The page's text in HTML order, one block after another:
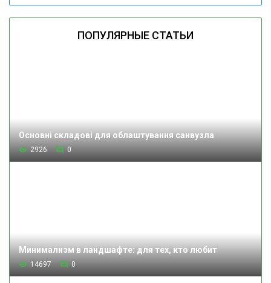
ПОПУЛЯРНЫЕ СТАТЬИ
Основні складові для облаштування санвузла
2926 0
Минимализм в ландшафте: для тех, кто любит
14697 0